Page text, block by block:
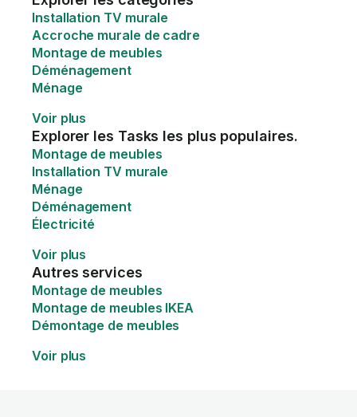
Installation TV murale
Accroche murale de cadre
Montage de meubles
Déménagement
Ménage
Voir plus
Explorer les Tasks les plus populaires.
Montage de meubles
Installation TV murale
Ménage
Déménagement
Électricité
Voir plus
Autres services
Montage de meubles
Montage de meubles IKEA
Démontage de meubles
Voir plus